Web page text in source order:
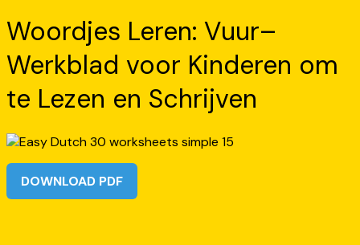
Woordjes Leren: Vuur–
Werkblad voor Kinderen om
te Lezen en Schrijven
DOWNLOAD PDF